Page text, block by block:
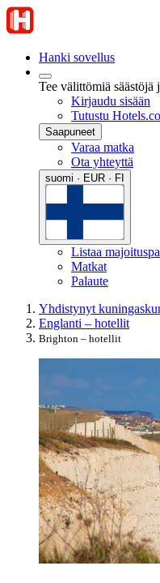
Hanki sovellus
Tee välittömiä säästöjä
Kirjaudu sisään
Tutustu
Saapuneet
Varaa matka
Ota yhteyttä
suomi · EUR · FI
Listaa
Matkat
Palaute
Yhdistynyt
Englanti – hotellit
Brighton – hotellit